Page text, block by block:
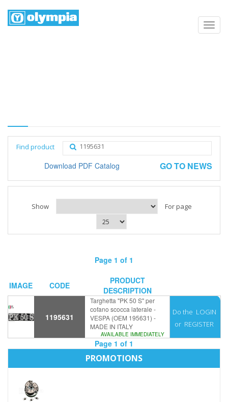
Find product
GO TO NEWS
Download PDF Catalog
Show For page
Page 1 of 1
IMAGE CODE
PRODUCT
DESCRIPTION
1195631
Targhetta "PK 50 S" per
cofano scocca laterale -
VESPA (OEM 195631) -
MADE IN ITALY
AVAILABLE IMMEDIATELY
Do the LOGIN
or REGISTER
Page 1 of 1
PROMOTIONS